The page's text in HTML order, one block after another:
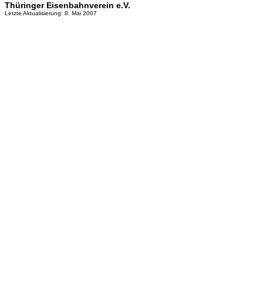
Thüringer Eisenbahnverein e.V.
Letzte Aktualisierung: 8. Mai 2007